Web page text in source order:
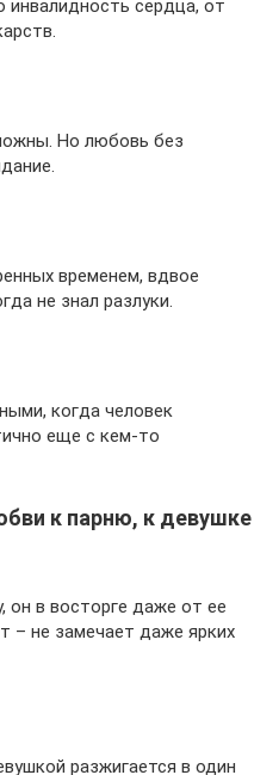
сердца, от
Но любовь без
временем, вдвое
не знал разлуки.
когда человек
еще с кем-то
к парню, к девушке
он в восторге даже от ее
– не замечает даже ярких
разжигается в один